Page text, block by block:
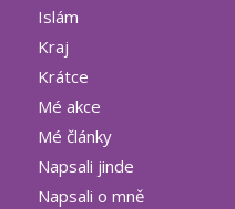
Islám
Kraj
Krátce
Mé akce
Mé články
Napsali jinde
Napsali o mně